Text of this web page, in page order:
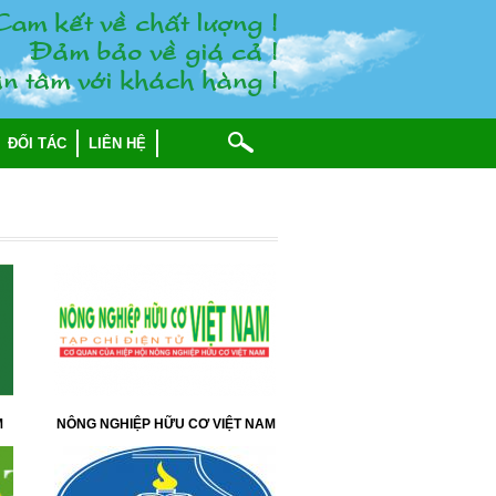
keát veà chaát löôïng !
Ñaûm baûo veà giaù caû !
taâm vôùi khaùch haøng !
ĐỐI TÁC LIÊN HỆ
NÔNG NGHIỆP HỮU CƠ VIỆT NAM